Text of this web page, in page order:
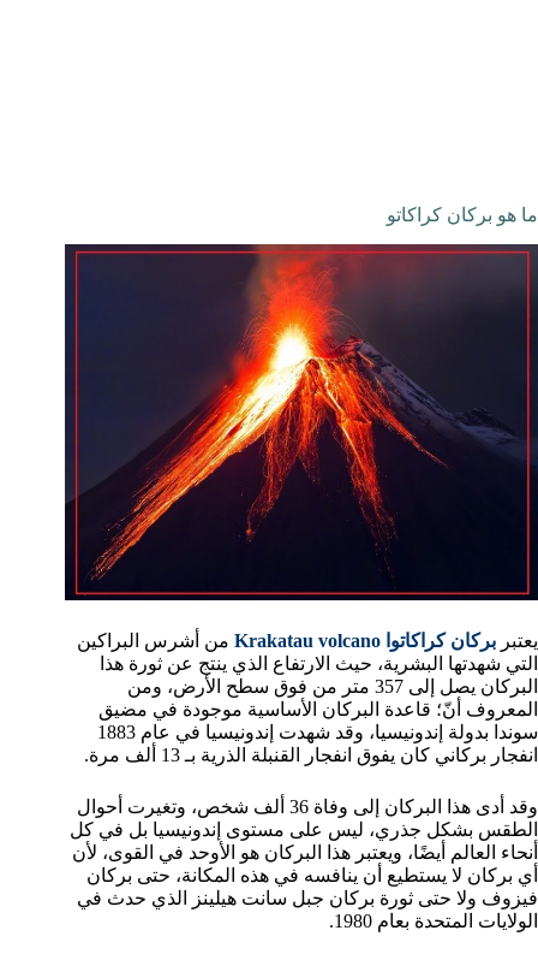
ما هو بركان كراكاتو
يعتبر بركان كراكاتوا Krakatau volcano من أشرس البراكين
التي شهدتها البشرية، حيث الارتفاع الذي ينتج عن ثورة هذا
البركان يصل إلى 357 متر من فوق سطح الأرض، ومن
المعروف أنّ؛ قاعدة البركان الأساسية موجودة في مضيق
سوندا بدولة إندونيسيا، وقد شهدت إندونيسيا في عام 1883
انفجار بركاني كان يفوق انفجار القنبلة الذرية بـ 13 ألف مرة.
وقد أدى هذا البركان إلى وفاة 36 ألف شخص، وتغيرت أحوال
الطقس بشكل جذري، ليس على مستوى إندونيسيا بل في كل
أنحاء العالم أيضًا، ويعتبر هذا البركان هو الأوحد في القوى، لأن
أي بركان لا يستطيع أن ينافسه في هذه المكانة، حتى بركان
فيزوف ولا حتى ثورة بركان جبل سانت هيلينز الذي حدث في
الولايات المتحدة بعام 1980.